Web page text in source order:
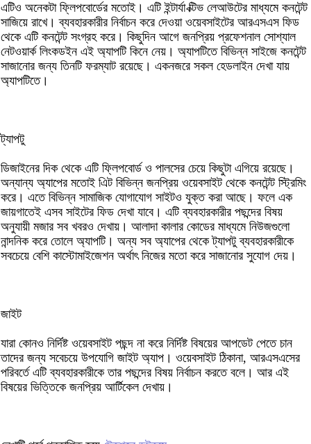
এটিও অনেকটা ফ্লিপবোর্ডের মতোই। এটি ইন্টার্যা ক্টিভ লেআউটের মাধ্যমে কনটেন্ট
সাজিয়ে রাখে। ব্যবহারকারীর নির্বাচন করে দেওয়া ওয়েবসাইটের আরএসএস ফিড
থেকে এটি কনটেন্ট সংগ্রহ করে। কিছুদিন আগে জনপ্রিয় প্রফেশনাল সোশ্যাল
নেটওয়ার্ক লিংকডইন এই অ্যাপটি কিনে নেয়। অ্যাপটিতে বিভিন্ন সাইজে কনটেন্ট
সাজানোর জন্য তিনটি ফরম্যাট রয়েছে। একনজরে সকল হেডলাইন দেখা যায়
অ্যাপটিতে।
ট্যাপটু
ডিজাইনের দিক থেকে এটি ফ্লিপবোর্ড ও পালসের চেয়ে কিছুটা এগিয়ে রয়েছে।
অন্যান্য অ্যাপের মতোই এিট বিভিন্ন জনপ্রিয় ওয়েবসাইট থেকে কনটেন্ট স্ট্রিমিং
করে। এতে বিভিন্ন সামাজিক যোগাযোগ সাইটও যুক্ত করা আছে। ফলে এক
জায়গাতেই এসব সাইটের ফিড দেখা যাবে। এটি ব্যবহারকারীর পছন্দের বিষয়
অনুযায়ী মজার সব খবরও দেখায়। আলাদা কালার কোডের মাধ্যমে নিউজগুলো
নান্দনিক করে তোলে অ্যাপটি। অন্য সব অ্যাপের থেকে ট্যাপটু ব্যবহারকারীকে
সবচেয়ে বেশি কাস্টোমাইজেশন অর্থাৎ নিজের মতো করে সাজানোর সুযোগ দেয়।
জাইট
যারা কোনও নির্দিষ্ট ওয়েবসাইট পছন্দ না করে নির্দিষ্ট বিষয়ের আপডেট পেতে চান
তাদের জন্য সবেচয়ে উপযোগি জাইট অ্যাপ। ওয়েবসাইট ঠিকানা, আরএসএসের
পরিবর্তে এটি ব্যবহারকারীকে তার পছন্দের বিষয় নির্বাচন করতে বলে। আর এই
বিষয়ের ভিত্তিকে জনপ্রিয় আর্টিকেল দেখায়।